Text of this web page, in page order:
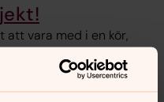
att vara med i en kör,
2026 har vi två olika